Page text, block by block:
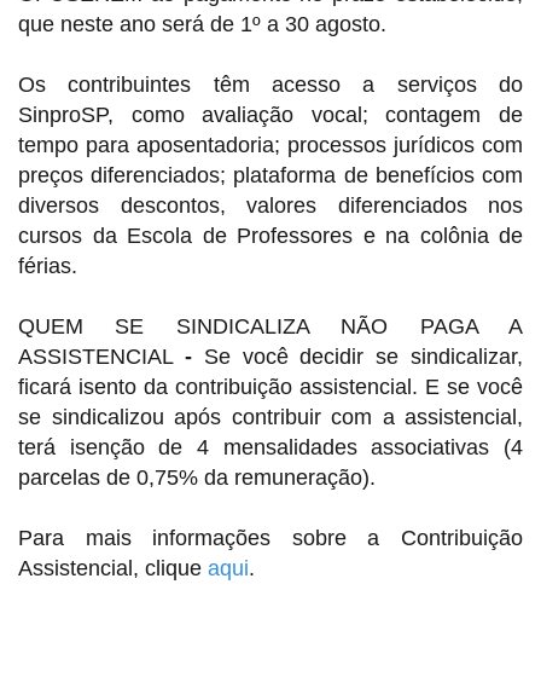
que neste ano será de 1º a 30 agosto.
Os contribuintes têm acesso a serviços do
SinproSP, como avaliação vocal; contagem de
tempo para aposentadoria; processos jurídicos com
preços diferenciados; plataforma de benefícios com
diversos descontos, valores diferenciados nos
cursos da Escola de Professores e na colônia de
férias.
QUEM SE SINDICALIZA NÃO PAGA A
ASSISTENCIAL - Se você decidir se sindicalizar,
ficará isento da contribuição assistencial. E se você
se sindicalizou após contribuir com a assistencial,
terá isenção de 4 mensalidades associativas (4
parcelas de 0,75% da remuneração).
Para mais informações sobre a Contribuição
Assistencial, clique aqui.